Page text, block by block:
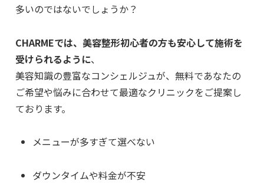
多いのではないでしょうか？
CHARMEでは、美容整形初心者の方も安心して施術を
受けられるように、
美容知識の豊富なコンシェルジュが、無料であなたの
ご希望や悩みに合わせて最適なクリニックをご提案し
ております。
メニューが多すぎて選べない
ダウンタイムや料金が不安